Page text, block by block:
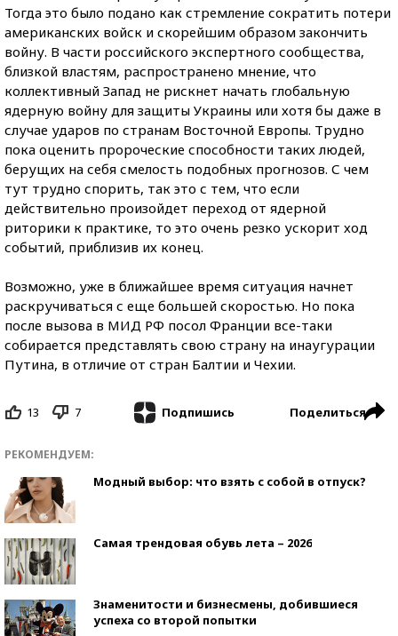
Тогда это было подано как стремление сократить потери
американских войск и скорейшим образом закончить
войну. В части российского экспертного сообщества,
близкой властям, распространено мнение, что
коллективный Запад не рискнет начать глобальную
ядерную войну для защиты Украины или хотя бы даже в
случае ударов по странам Восточной Европы. Трудно
пока оценить пророческие способности таких людей,
берущих на себя смелость подобных прогнозов. С чем
тут трудно спорить, так это с тем, что если
действительно произойдет переход от ядерной
риторики к практике, то это очень резко ускорит ход
событий, приблизив их конец.
Возможно, уже в ближайшее время ситуация начнет
раскручиваться с еще большей скоростью. Но пока
после вызова в МИД РФ посол Франции все-таки
собирается представлять свою страну на инаугурации
Путина, в отличие от стран Балтии и Чехии.
13 7 Подпишись Поделиться
РЕКОМЕНДУЕМ:
Модный выбор: что взять с собой в отпуск?
Самая трендовая обувь лета – 2026
Знаменитости и бизнесмены, добившиеся
успеха со второй попытки